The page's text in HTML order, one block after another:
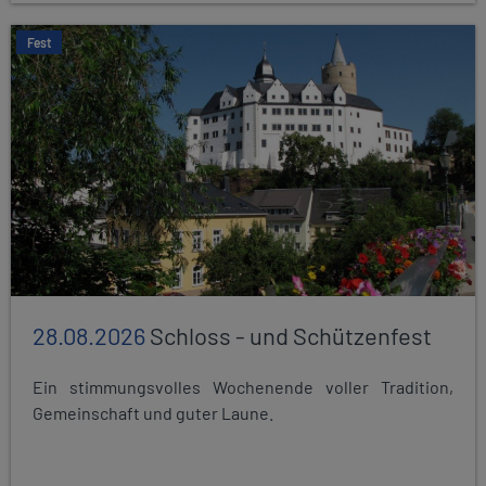
Fest
28.08.2026Schloss - und Schützenfest
Ein stimmungsvolles Wochenende voller Tradition,
Gemeinschaft und guter Laune.